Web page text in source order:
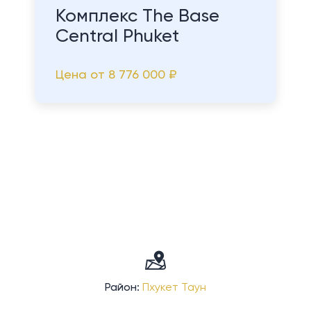
Комплекс The Base
Central Phuket
Цена от 8 776 000 ₽
Район: Пхукет Таун